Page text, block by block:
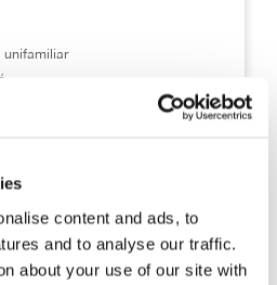
content and ads, to
and to analyse our traffic.
about your use of our site with
unifamiliar
en S’Agaró
633 m²
Sup. terreno
5